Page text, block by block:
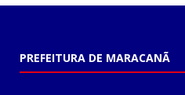
PREFEITURA DE MARACANÃ